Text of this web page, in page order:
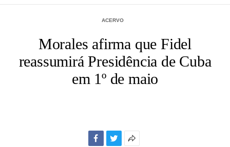
ACERVO
Morales afirma que Fidel
reassumirá Presidência de Cuba
em 1º de maio